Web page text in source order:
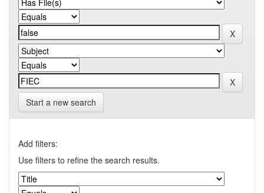
Start a new search
Add filters:
Use filters to refine the search results.